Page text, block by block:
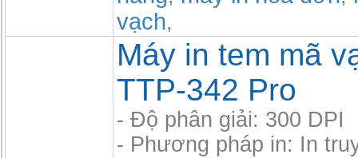
vạch,
Máy in tem mã
TTP-342 Pro
- Độ phân giải: 300 DPI
- Phương pháp in: In